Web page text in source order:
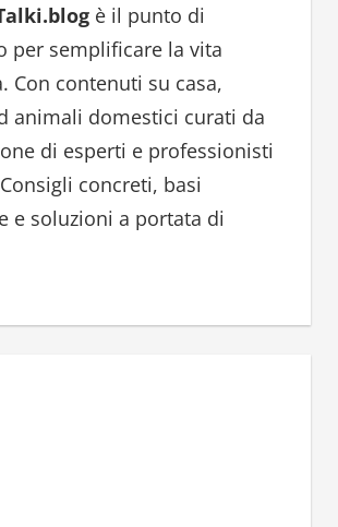
è il punto di
per semplificare la vita
Con contenuti su casa,
animali domestici curati da
di esperti e professionisti
concreti, basi
e soluzioni a portata di